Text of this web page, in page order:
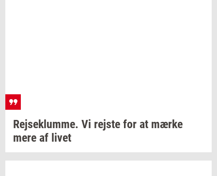
Rej­se­klum­me. Vi rej­ste for at mærke
mere af livet